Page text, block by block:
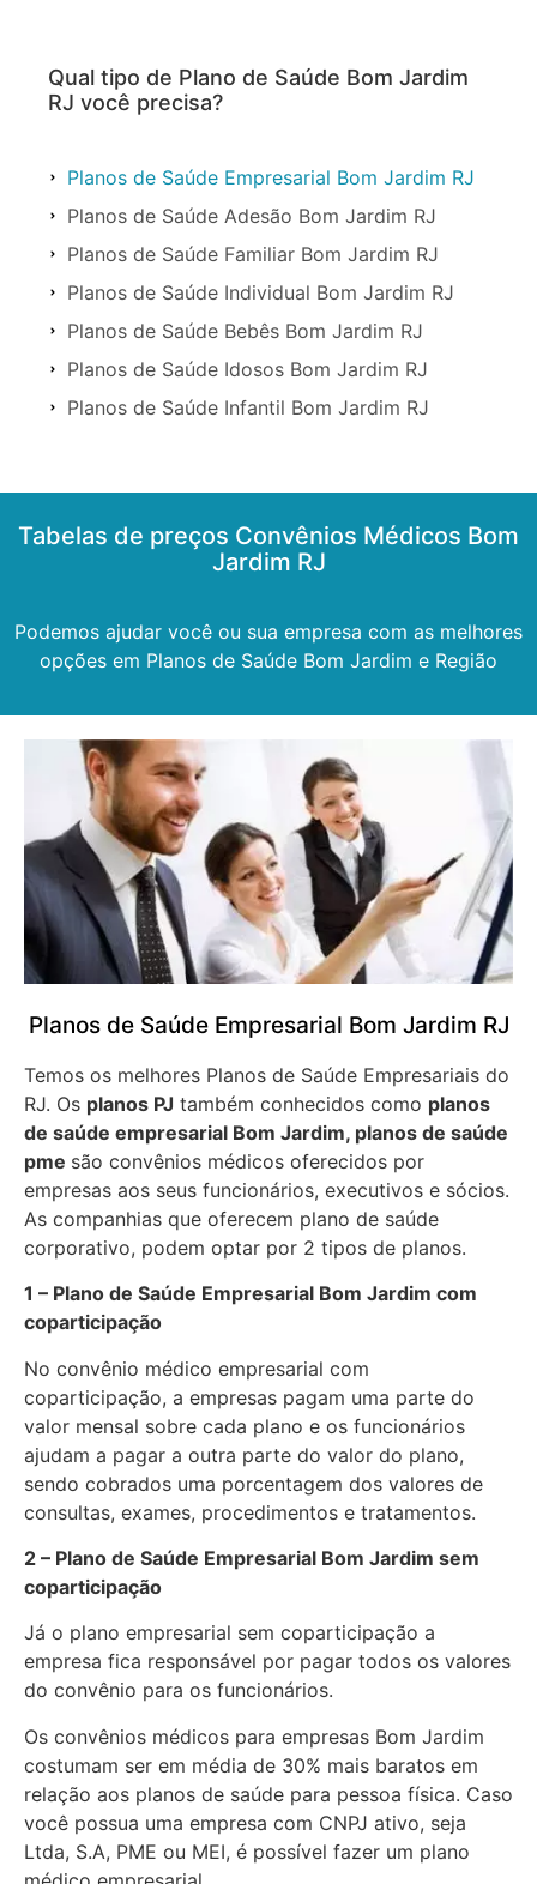
Qual tipo de Plano de Saúde Bom Jardim
RJ você precisa?
Planos de Saúde Empresarial Bom Jardim RJ
Planos de Saúde Adesão Bom Jardim RJ
Planos de Saúde Familiar Bom Jardim RJ
Planos de Saúde Individual Bom Jardim RJ
Planos de Saúde Bebês Bom Jardim RJ
Planos de Saúde Idosos Bom Jardim RJ
Planos de Saúde Infantil Bom Jardim RJ
Tabelas de preços Convênios Médicos Bom
Jardim RJ
Podemos ajudar você ou sua empresa com as melhores
opções em Planos de Saúde Bom Jardim e Região
Planos de Saúde Empresarial Bom Jardim RJ
Temos os melhores Planos de Saúde Empresariais do
RJ. Os planos PJ também conhecidos como planos
de saúde empresarial Bom Jardim, planos de saúde
pme são convênios médicos oferecidos por
empresas aos seus funcionários, executivos e sócios.
As companhias que oferecem plano de saúde
corporativo, podem optar por 2 tipos de planos.
1 – Plano de Saúde Empresarial Bom Jardim com
coparticipação
No convênio médico empresarial com
coparticipação, a empresas pagam uma parte do
valor mensal sobre cada plano e os funcionários
ajudam a pagar a outra parte do valor do plano,
sendo cobrados uma porcentagem dos valores de
consultas, exames, procedimentos e tratamentos.
2 – Plano de Saúde Empresarial Bom Jardim sem
coparticipação
Já o plano empresarial sem coparticipação a
empresa fica responsável por pagar todos os valores
do convênio para os funcionários.
Os convênios médicos para empresas Bom Jardim
costumam ser em média de 30% mais baratos em
relação aos planos de saúde para pessoa física. Caso
você possua uma empresa com CNPJ ativo, seja
Ltda, S.A, PME ou MEI, é possível fazer um plano